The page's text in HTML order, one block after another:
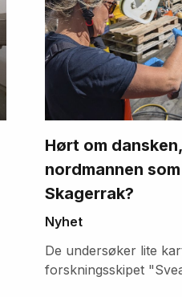
Hørt om
nordmannen
Skagerrak?
Nyhet
De undersøker lite
forskningsskipet